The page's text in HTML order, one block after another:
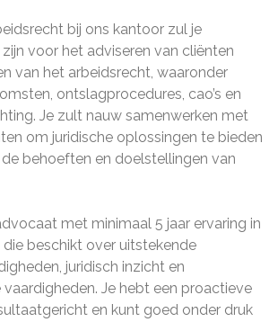
bij ons kantoor zul je
voor het adviseren van cliënten
van het arbeidsrecht, waaronder
ontslagprocedures, cao’s en
Je zult nauw samenwerken met
om juridische oplossingen te bieden
behoeften en doelstellingen van
met minimaal 5 jaar ervaring in
beschikt over uitstekende
juridisch inzicht en
Je hebt een proactieve
en kunt goed onder druk